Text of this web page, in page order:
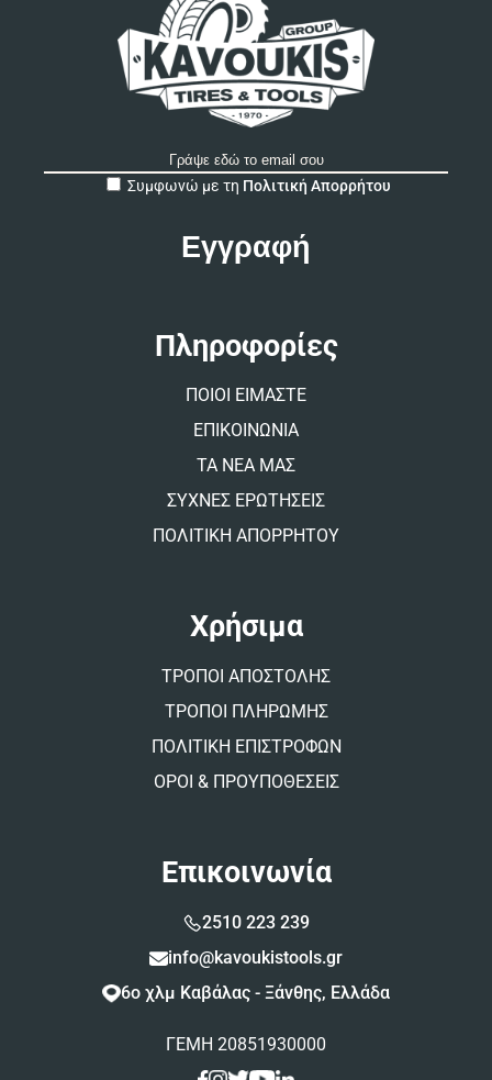
Συμφωνώ με τη Πολιτική Απορρήτου
Πληροφορίες
ΠΟΙΟΙ ΕΙΜΑΣΤΕ
ΕΠΙΚΟΙΝΩΝΙΑ
ΤΑ ΝΕΑ ΜΑΣ
ΣΥΧΝΕΣ ΕΡΩΤΗΣΕΙΣ
ΠΟΛΙΤΙΚΗ ΑΠΟΡΡΗΤΟΥ
Χρήσιμα
ΤΡΟΠΟΙ ΑΠΟΣΤΟΛΗΣ
ΤΡΟΠΟΙ ΠΛΗΡΩΜΗΣ
ΠΟΛΙΤΙΚΗ ΕΠΙΣΤΡΟΦΩΝ
ΟΡΟΙ & ΠΡΟΥΠΟΘΕΣΕΙΣ
Επικοινωνία
2510 223 239
info@kavoukistools.gr
6ο χλμ Καβάλας - Ξάνθης, Ελλάδα
ΓΕΜΗ 20851930000